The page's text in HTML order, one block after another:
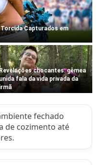
fechado
de cozimento até